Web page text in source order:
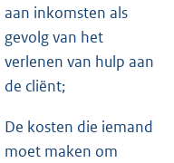
aan inkomsten als
gevolg van het
verlenen van hulp aan
de cliënt;
De kosten die iemand
moet maken om